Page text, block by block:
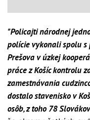
"Policajti národnej
polície vykonali spolu
Prešova v úzkej
práce z Košíc kontrolu
zamestnávania
dostalo stavenisko v
osôb, z toho 78